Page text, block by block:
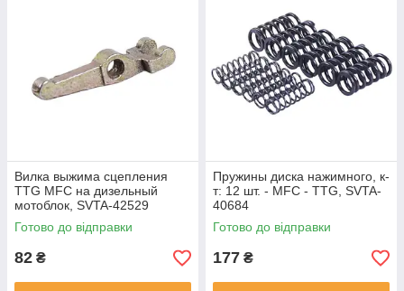
Вилка выжима сцепления
TTG MFC на дизельный
мотоблок, SVTA-42529
Готово до відправки
82 ₴
Пружины диска нажимного, к-
т: 12 шт. - MFC - TTG, SVTA-
40684
Готово до відправки
177 ₴